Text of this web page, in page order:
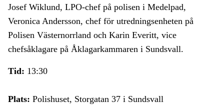
Josef Wiklund, LPO-chef på polisen i Medelpad,
Veronica Andersson, chef för utredningsenheten på
Polisen Västernorrland och Karin Everitt, vice
chefsåklagare på Åklagarkammaren i Sundsvall.
Tid: 13:30
Plats: Polishuset, Storgatan 37 i Sundsvall